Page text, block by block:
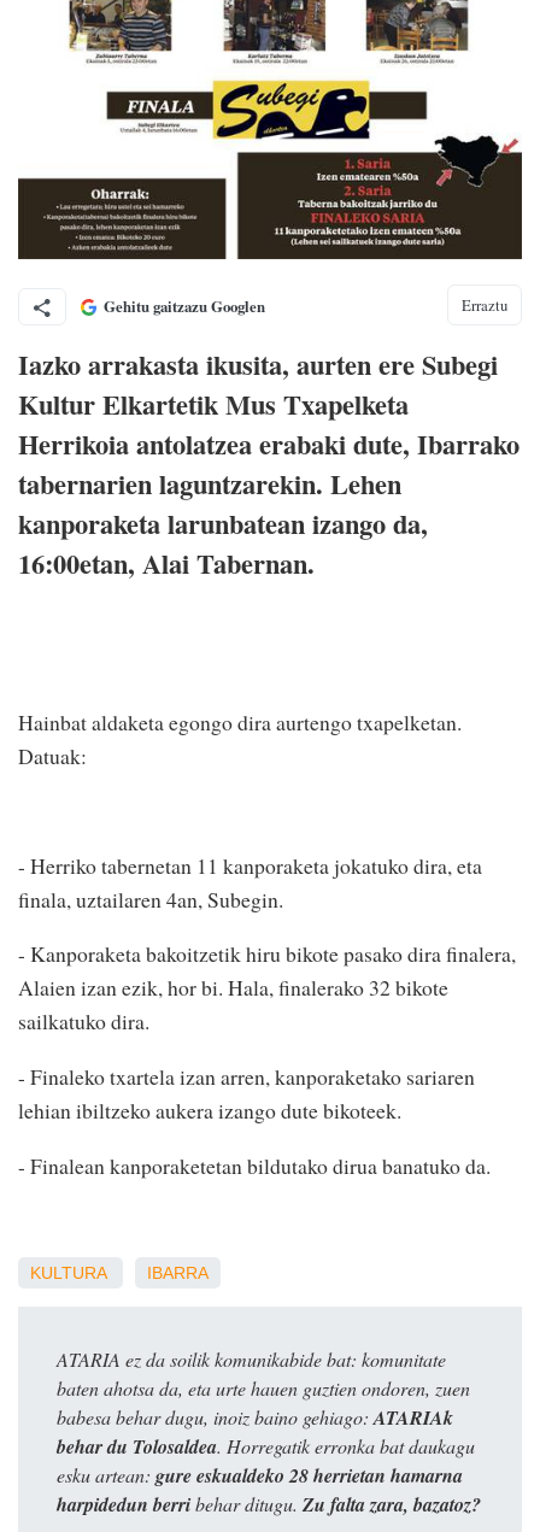
Gehitu gaitzazu Googlen Erraztu
Iazko arrakasta ikusita, aurten ere Subegi
Kultur Elkartetik Mus Txapelketa
Herrikoia antolatzea erabaki dute, Ibarrako
tabernarien laguntzarekin. Lehen
kanporaketa larunbatean izango da,
16:00etan, Alai Tabernan.
Hainbat aldaketa egongo dira aurtengo txapelketan.
Datuak:
- Herriko tabernetan 11 kanporaketa jokatuko dira, eta
finala, uztailaren 4an, Subegin.
- Kanporaketa bakoitzetik hiru bikote pasako dira finalera,
Alaien izan ezik, hor bi. Hala, finalerako 32 bikote
sailkatuko dira.
- Finaleko txartela izan arren, kanporaketako sariaren
lehian ibiltzeko aukera izango dute bikoteek.
- Finalean kanporaketetan bildutako dirua banatuko da.
KULTURA IBARRA
ATARIA ez da soilik komunikabide bat: komunitate
baten ahotsa da, eta urte hauen guztien ondoren, zuen
babesa behar dugu, inoiz baino gehiago: ATARIAk
behar du Tolosaldea. Horregatik erronka bat daukagu
esku artean: gure eskualdeko 28 herrietan hamarna
harpidedun berribehar ditugu. Zu falta zara, bazatoz?